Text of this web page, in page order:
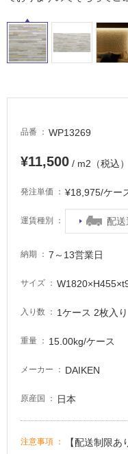
品番 WP13269
¥11,500 / m2（税込）
発注単価 ¥18,975/ケー
運賃種別 配送
納期 7～13営業日
サイズ
入り数 1ケース 2枚入
重量 15.00kg/ケース
メーカー DAIKEN
原産国 日本
注意事項 【配送制限
イ
ル
屋
床・
屋
床・
床・
車
場
非